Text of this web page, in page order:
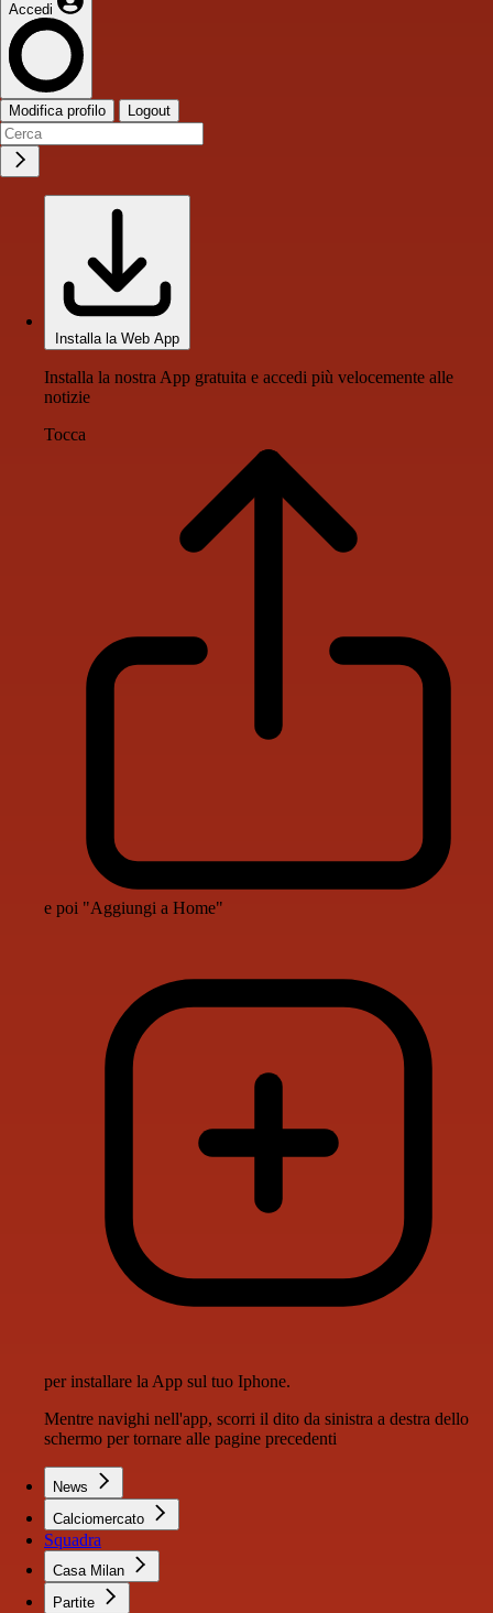
Accedi
Modifica profilo Logout
Installa la Web App
Installa la nostra App gratuita e accedi più velocemente alle
notizie
Tocca
e poi "Aggiungi a Home"
per installare la App sul tuo Iphone.
Mentre navighi nell'app, scorri il dito da sinistra a destra dello
schermo per tornare alle pagine precedenti
News
Calciomercato
Squadra
Casa Milan
Partite